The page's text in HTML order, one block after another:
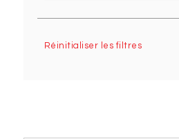
Réinitialiser les filtres